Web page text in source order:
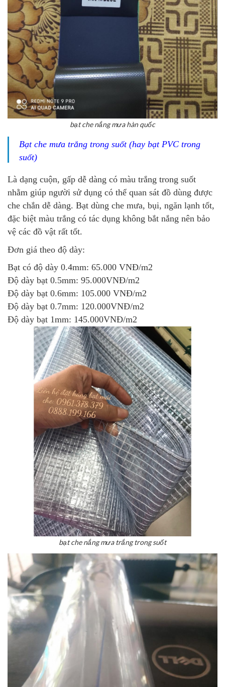
bạt che nắng mưa hàn quốc
Bạt che mưa trắng trong suốt (hay bạt PVC trong
suốt)
Là dạng cuộn, gấp dễ dàng có màu trắng trong suốt
nhằm giúp người sử dụng có thể quan sát đồ dùng được
che chắn dễ dàng. Bạt dùng che mưa, bụi, ngăn lạnh tốt,
đặc biệt màu trắng có tác dụng không bắt nắng nên bảo
vệ các đồ vật rất tốt.
Đơn giá theo độ dày:
Bạt có độ dày 0.4mm: 65.000 VNĐ/m2
Độ dày bạt 0.5mm: 95.000VNĐ/m2
Độ dày bạt 0.6mm: 105.000 VNĐ/m2
Độ dày bạt 0.7mm: 120.000VNĐ/m2
Độ dày bạt 1mm: 145.000VNĐ/m2
bạt che nắng mưa trắng trong suốt